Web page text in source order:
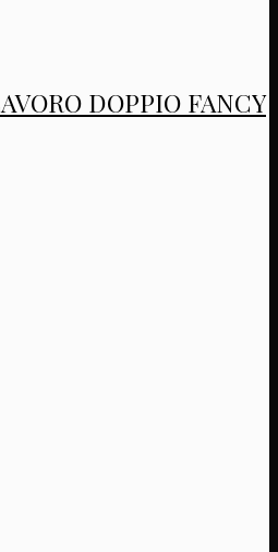
DOPPIO FANCY